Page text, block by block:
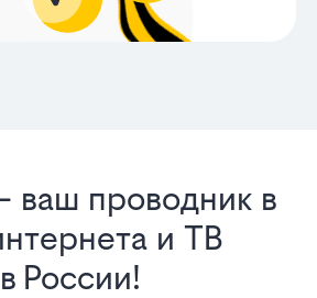
ваш проводник в
и ТВ
в России!